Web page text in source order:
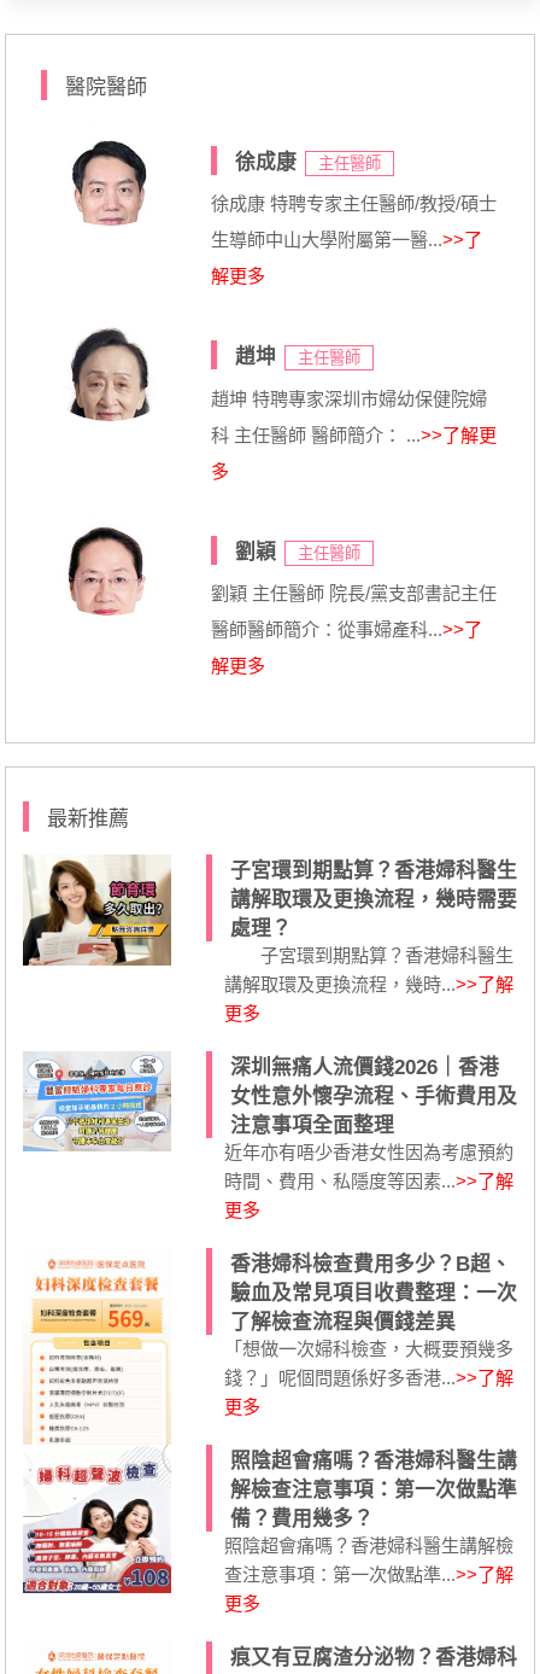
醫院醫師
徐成康 主任醫師
徐成康 特聘专家主任醫師/教授/碩士
生導師中山大學附屬第一醫...>>了
解更多
趙坤 主任醫師
趙坤 特聘專家深圳市婦幼保健院婦
科 主任醫師 醫師簡介： ...>>了解更
多
劉穎 主任醫師
劉穎 主任醫師 院長/黨支部書記主任
醫師醫師簡介：從事婦產科...>>了
解更多
最新推薦
子宮環到期點算？香港婦科醫生
講解取環及更換流程，幾時需要
處理？
子宮環到期點算？香港婦科醫生
講解取環及更換流程，幾時...>>了解
更多
深圳無痛人流價錢2026｜香港
女性意外懷孕流程、手術費用及
注意事項全面整理
近年亦有唔少香港女性因為考慮預約
時間、費用、私隱度等因素...>>了解
更多
香港婦科檢查費用多少？B超、
驗血及常見項目收費整理：一次
了解檢查流程與價錢差異
「想做一次婦科檢查，大概要預幾多
錢？」呢個問題係好多香港...>>了解
更多
照陰超會痛嗎？香港婦科醫生講
解檢查注意事項：第一次做點準
備？費用幾多？
照陰超會痛嗎？香港婦科醫生講解檢
查注意事項：第一次做點準...>>了解
更多
痕又有豆腐渣分泌物？香港婦科